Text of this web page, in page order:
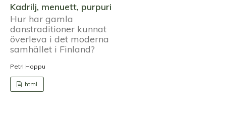
Kadrilj, menuett, purpuri
Hur har gamla
danstraditioner kunnat
överleva i det moderna
samhället i Finland?
Petri Hoppu
html